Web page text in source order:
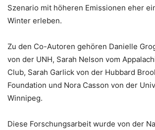
Szenario mit höheren Emissionen eher
Winter erleben.
Zu den Co-Autoren gehören Danielle
von der UNH, Sarah Nelson vom
Club, Sarah Garlick von der Hubbard
Foundation und Nora Casson von der
Winnipeg.
Diese Forschungsarbeit wurde von der